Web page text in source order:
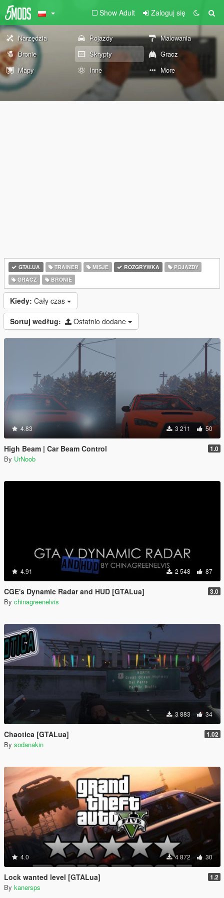
Show Adult Zaloguj się
Narzędzia Pojazdy
Malowania
Bronie
Skrypty
Gracz
Mapy
Inne More
GTALUA TRAINER MISJE ROZGRYWKA
POJAZDY
GRACZ
BRONIE
Kiedy: Cały czas
Sortuj według: Ostatnio dodane
4.83 3 211 50
High Beam | Car Beam Control 1.0
By UrNoob
4.91 2 548 87
CGE's Dynamic Radar and HUD [GTALua] 3.0
By chinagreenelvis
3 883 34
Chaotica [GTALua] 1.02
By sodanakin
4.0 4 872 30
Lock wanted level [GTALua] 1.2
By kanersps